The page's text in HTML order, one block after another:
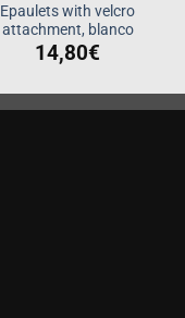
Epaulets with velcro
attachment, blanco
14,80€